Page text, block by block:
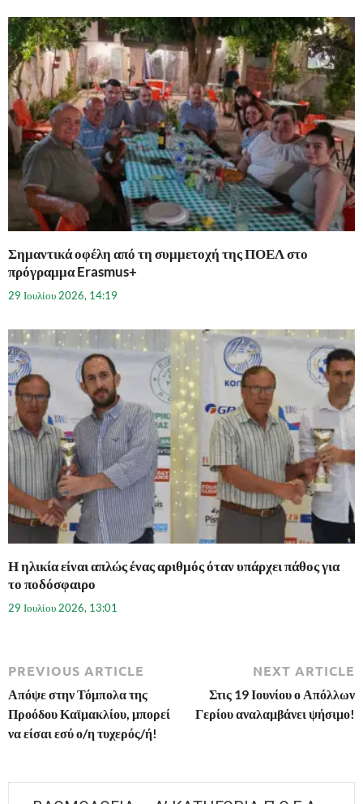
Σημαντικά οφέλη από τη συμμετοχή της ΠΟΕΛ στο
πρόγραμμα Erasmus+
29 Ιουλίου 2026, 14:19
Η ηλικία είναι απλώς ένας αριθμός όταν υπάρχει πάθος για
το ποδόσφαιρο
29 Ιουλίου 2026, 13:01
PREVIOUS ARTICLE
Απόψε στην Τόμπολα της
Προόδου Καϊμακλίου, μπορεί
να είσαι εσύ ο/η τυχερός/ή!
NEXT ARTICLE
Στις 19 Ιουνίου ο Απόλλων
Γερίου αναλαμβάνει ψήσιμο!